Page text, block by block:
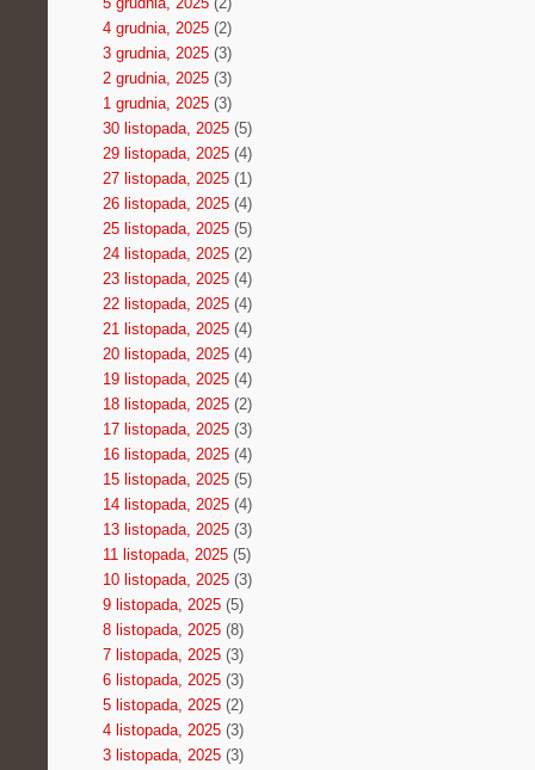
4 grudnia, 2025(2)
3 grudnia, 2025(3)
2 grudnia, 2025(3)
1 grudnia, 2025(3)
30 listopada, 2025(5)
29 listopada, 2025(4)
27 listopada, 2025(1)
26 listopada, 2025(4)
25 listopada, 2025(5)
24 listopada, 2025(2)
23 listopada, 2025(4)
22 listopada, 2025(4)
21 listopada, 2025(4)
20 listopada, 2025(4)
19 listopada, 2025(4)
18 listopada, 2025(2)
17 listopada, 2025(3)
16 listopada, 2025(4)
15 listopada, 2025(5)
14 listopada, 2025(4)
13 listopada, 2025(3)
11 listopada, 2025(5)
10 listopada, 2025(3)
9 listopada, 2025(5)
8 listopada, 2025(8)
7 listopada, 2025(3)
6 listopada, 2025(3)
5 listopada, 2025(2)
4 listopada, 2025(3)
3 listopada, 2025(3)